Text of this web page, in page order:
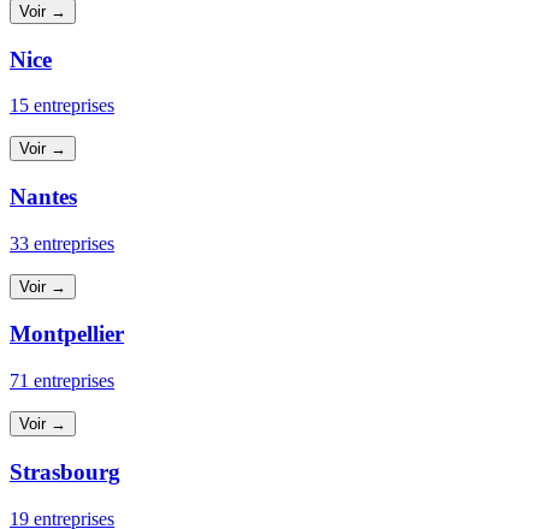
Voir →
Nice
15 entreprises
Voir →
Nantes
33 entreprises
Voir →
Montpellier
71 entreprises
Voir →
Strasbourg
19 entreprises